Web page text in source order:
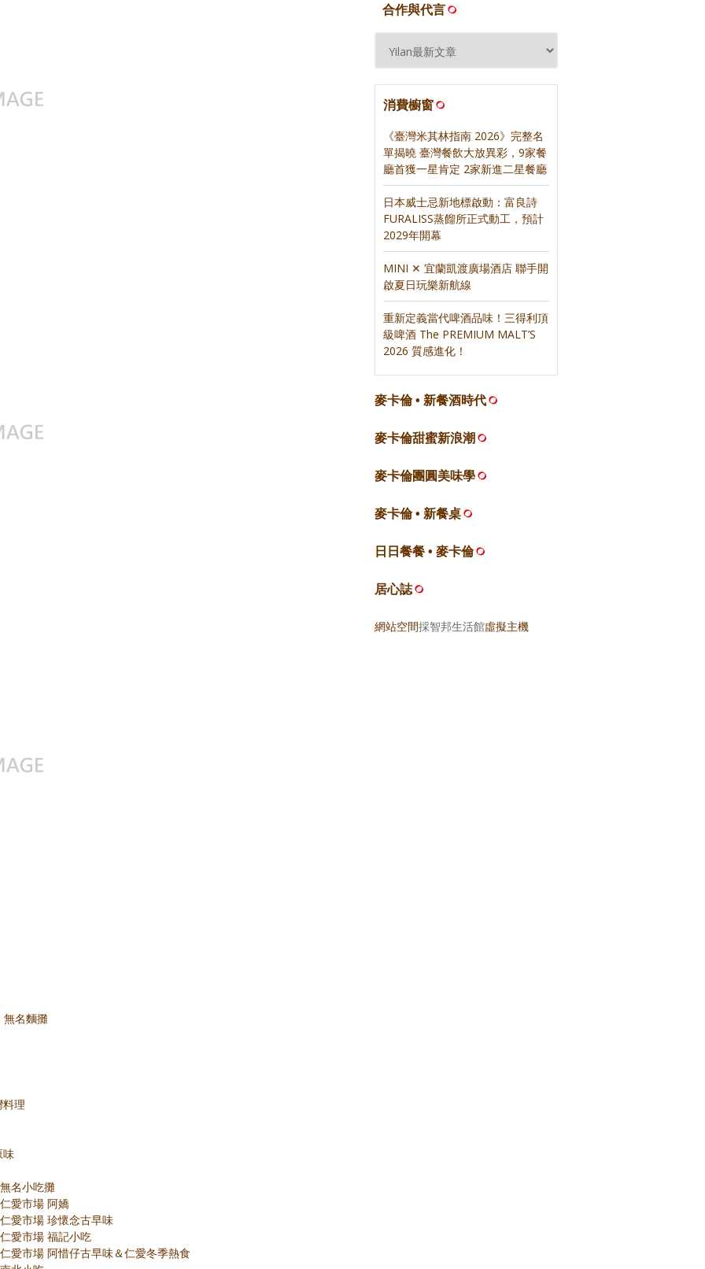
名麵攤
理
味
名小吃攤
愛市場 阿嬌
愛市場 珍懷念古早味
愛市場 福記小吃
愛市場 阿惜仔古早味＆仁愛冬季熱食
合作與代言
消費櫥窗
《臺灣米其林指南 2026》完整名
單揭曉 臺灣餐飲大放異彩，9家餐
廳首獲一星肯定 2家新進二星餐廳
日本威士忌新地標啟動：富良詩
FURALISS蒸餾所正式動工，預計
2029年開幕
MINI ✕ 宜蘭凱渡廣場酒店 聯手開
啟夏日玩樂新航線
重新定義當代啤酒品味！三得利頂
級啤酒 The PREMIUM MALT’S
2026 質感進化！
麥卡倫 • 新餐酒時代
麥卡倫甜蜜新浪潮
麥卡倫團圓美味學
麥卡倫 • 新餐桌
日日餐餐 • 麥卡倫
居心誌
網站空間採智邦生活館虛擬主機